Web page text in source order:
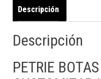
Descripción
Descripción
PETRIE